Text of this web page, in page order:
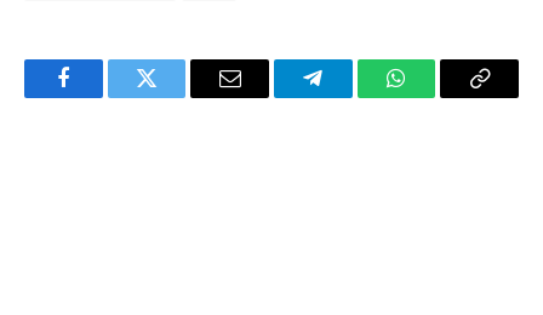
FacebookTwitter Email TelegramWhatsAppCopy